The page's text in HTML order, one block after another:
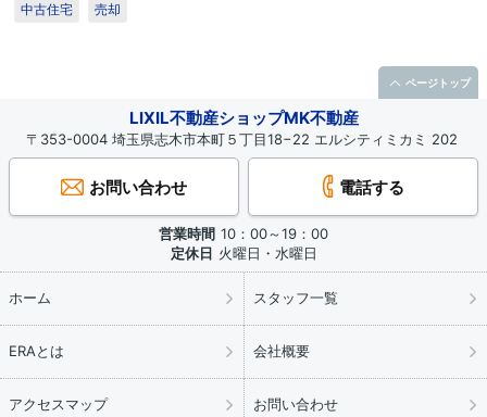
中古住宅 売却
LIXIL不動産ショップMK不動産
〒353-0004 埼玉県志木市本町５丁目18−22 エルシティミカミ 202
お問い合わせ 電話する
営業時間 10：00～19：00
定休日 火曜日・水曜日
ホーム スタッフ一覧
ERAとは 会社概要
アクセスマップ お問い合わせ
ページトップ